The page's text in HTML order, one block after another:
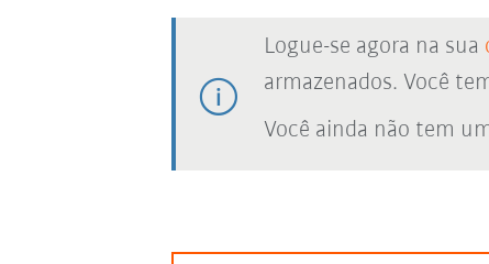
Logue-se agora na sua
armazenados. Você
Você ainda não tem